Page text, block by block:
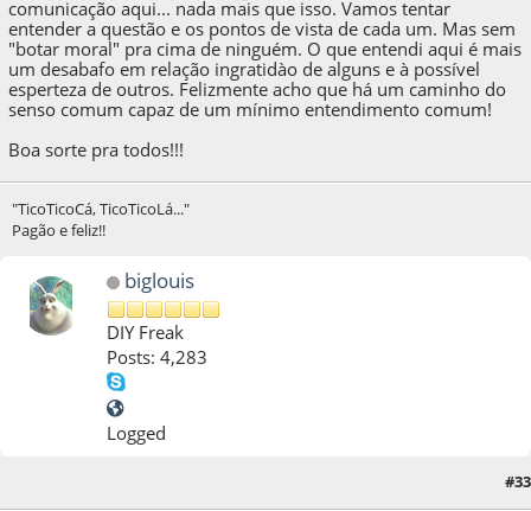
comunicação aqui... nada mais que isso. Vamos tentar
entender a questão e os pontos de vista de cada um. Mas sem
"botar moral" pra cima de ninguém. O que entendi aqui é mais
um desabafo em relação ingratidào de alguns e à possível
esperteza de outros. Felizmente acho que há um caminho do
senso comum capaz de um mínimo entendimento comum!
Boa sorte pra todos!!!
"TicoTicoCá, TicoTicoLá..."
Pagão e feliz!!
biglouis
DIY Freak
Posts: 4,283
Logged
#33